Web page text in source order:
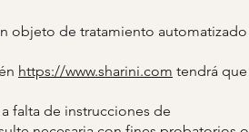
objeto de tratamiento automatizado
https://www.sharini.com tendrá que
falta de instrucciones de